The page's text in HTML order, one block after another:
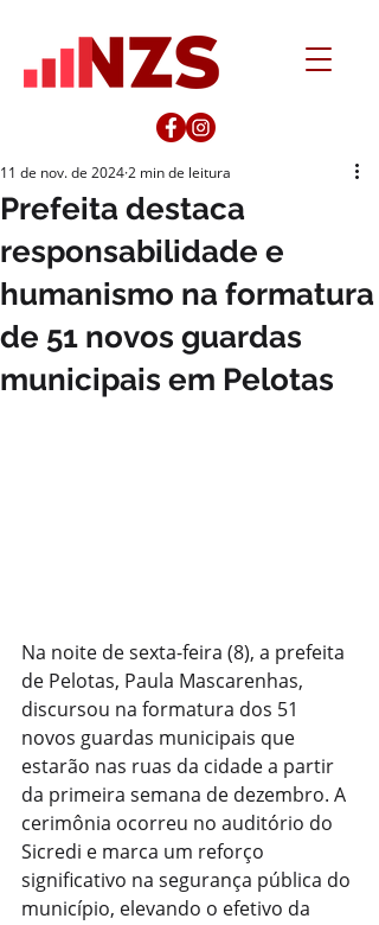
Prefeita destaca
responsabilidade e
humanismo na formatura
de 51 novos guardas
municipais em Pelotas
11 de nov. de 20242 min de leitura
Na noite de sexta-feira (8), a prefeita
de Pelotas, Paula Mascarenhas,
discursou na formatura dos 51
novos guardas municipais que
estarão nas ruas da cidade a partir
da primeira semana de dezembro. A
cerimônia ocorreu no auditório do
Sicredi e marca um reforço
significativo na segurança pública do
município, elevando o efetivo da